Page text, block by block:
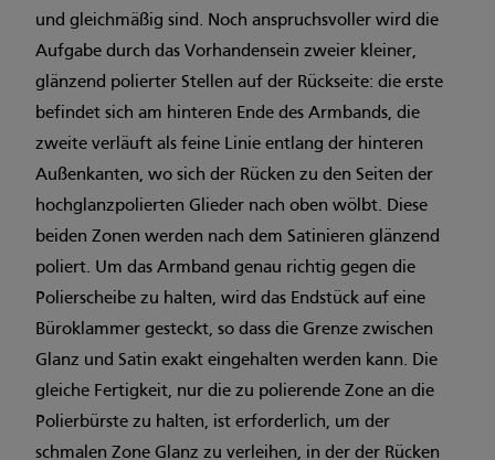
und gleichmäßig sind. Noch anspruchsvoller wird die
Aufgabe durch das Vorhandensein zweier kleiner,
glänzend polierter Stellen auf der Rückseite: die erste
befindet sich am hinteren Ende des Armbands, die
zweite verläuft als feine Linie entlang der hinteren
Außenkanten, wo sich der Rücken zu den Seiten der
hochglanzpolierten Glieder nach oben wölbt. Diese
beiden Zonen werden nach dem Satinieren glänzend
poliert. Um das Armband genau richtig gegen die
Polierscheibe zu halten, wird das Endstück auf eine
Büroklammer gesteckt, so dass die Grenze zwischen
Glanz und Satin exakt eingehalten werden kann. Die
gleiche Fertigkeit, nur die zu polierende Zone an die
Polierbürste zu halten, ist erforderlich, um der
schmalen Zone Glanz zu verleihen, in der der Rücken